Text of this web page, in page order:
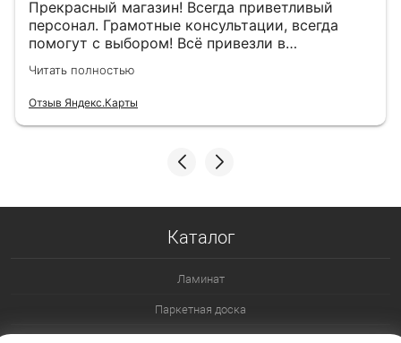
Прекрасный магазин! Всегда приветливый
персонал. Грамотные консультации, всегда
помогут с выбором! Всё привезли в
назначенный день!
Читать полностью
Отзыв Яндекс.Карты
Каталог
Ламинат
Паркетная доска